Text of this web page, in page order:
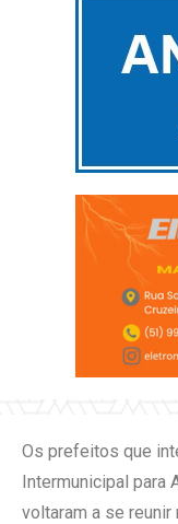
Os prefeitos que
Intermunicipal para
voltaram a se reunir